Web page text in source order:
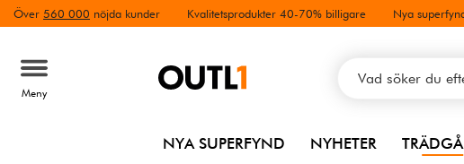
Över 560 000 nöjda kunder Kvalitetsprodukter 40-70% billigare Nya
Meny
NYA SUPERFYND NYHETER